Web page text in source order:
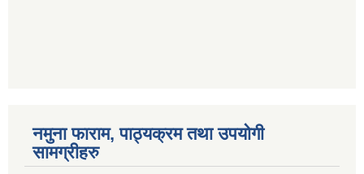
नमुना फाराम, पाठ्यक्रम तथा उपयोगी
सामग्रीहरु